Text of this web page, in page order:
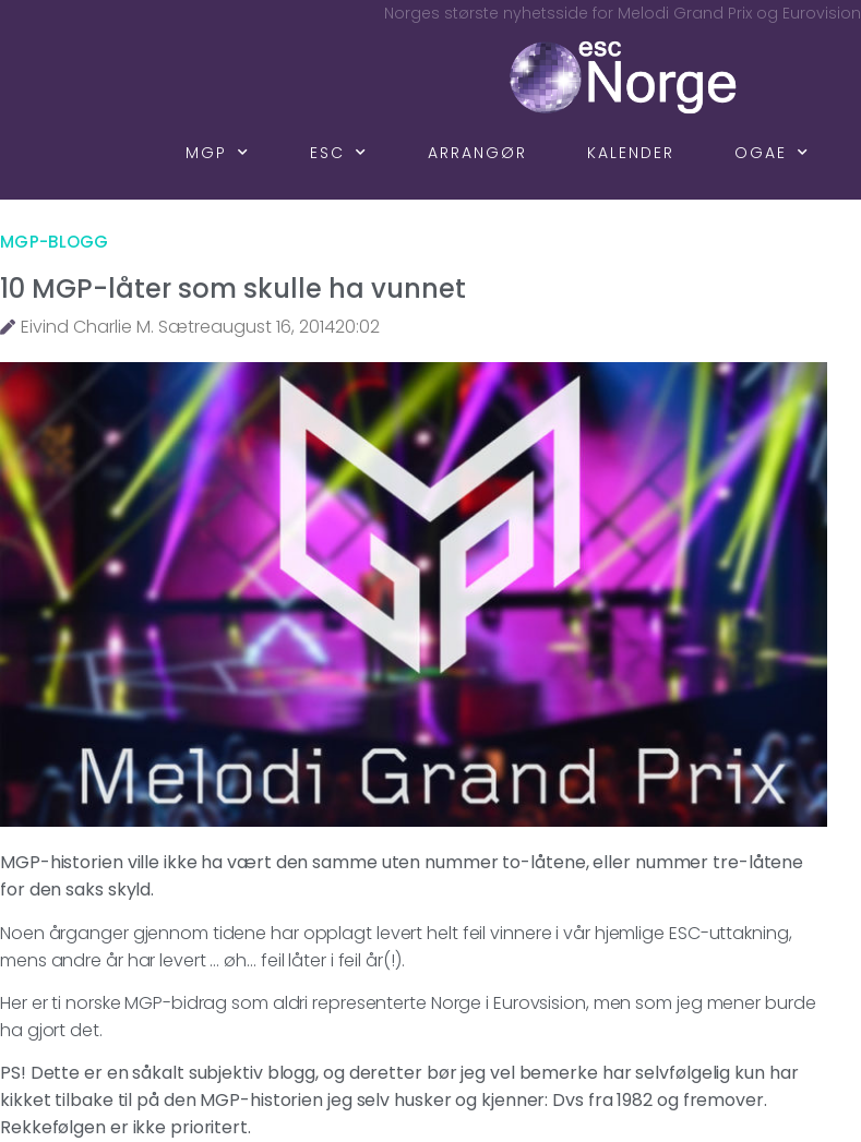
Norges største nyhetsside for Melodi Grand Prix og Eurovision
MGP ESC ARRANGØR KALENDER OGAE
MGP-BLOGG
10 MGP-låter som skulle ha vunnet
Eivind Charlie M. Sætreaugust 16, 201420:02
MGP-historien ville ikke ha vært den samme uten nummer to-låtene, eller nummer tre-låtene
for den saks skyld.
Noen årganger gjennom tidene har opplagt levert helt feil vinnere i vår hjemlige ESC-uttakning,
mens andre år har levert … øh… feil låter i feil år(!).
Her er ti norske MGP-bidrag som aldri representerte Norge i Eurovsision, men som jeg mener burde
ha gjort det.
PS! Dette er en såkalt subjektiv blogg, og deretter bør jeg vel bemerke har selvfølgelig kun har
kikket tilbake til på den MGP-historien jeg selv husker og kjenner: Dvs fra 1982 og fremover.
Rekkefølgen er ikke prioritert.